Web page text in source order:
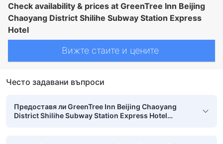
Check availability & prices at GreenTree Inn Beijing
Chaoyang District Shilihe Subway Station Express
Hotel
Вижте стаите и цените
Често задавани въпроси
Предоставя ли GreenTree Inn Beijing Chaoyang
District Shilihe Subway Station Express Hotel